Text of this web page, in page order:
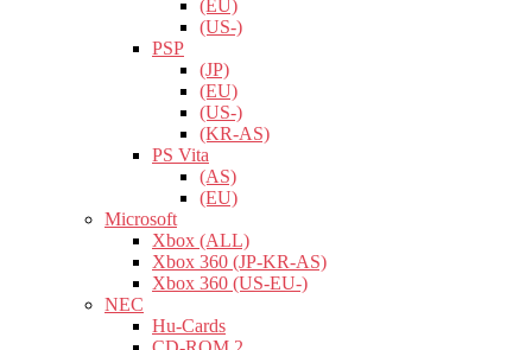
(EU)
(US-)
PSP
(JP)
(EU)
(US-)
(KR-AS)
PS Vita
(AS)
(EU)
Microsoft
Xbox (ALL)
Xbox 360 (JP-KR-AS)
Xbox 360 (US-EU-)
NEC
Hu-Cards